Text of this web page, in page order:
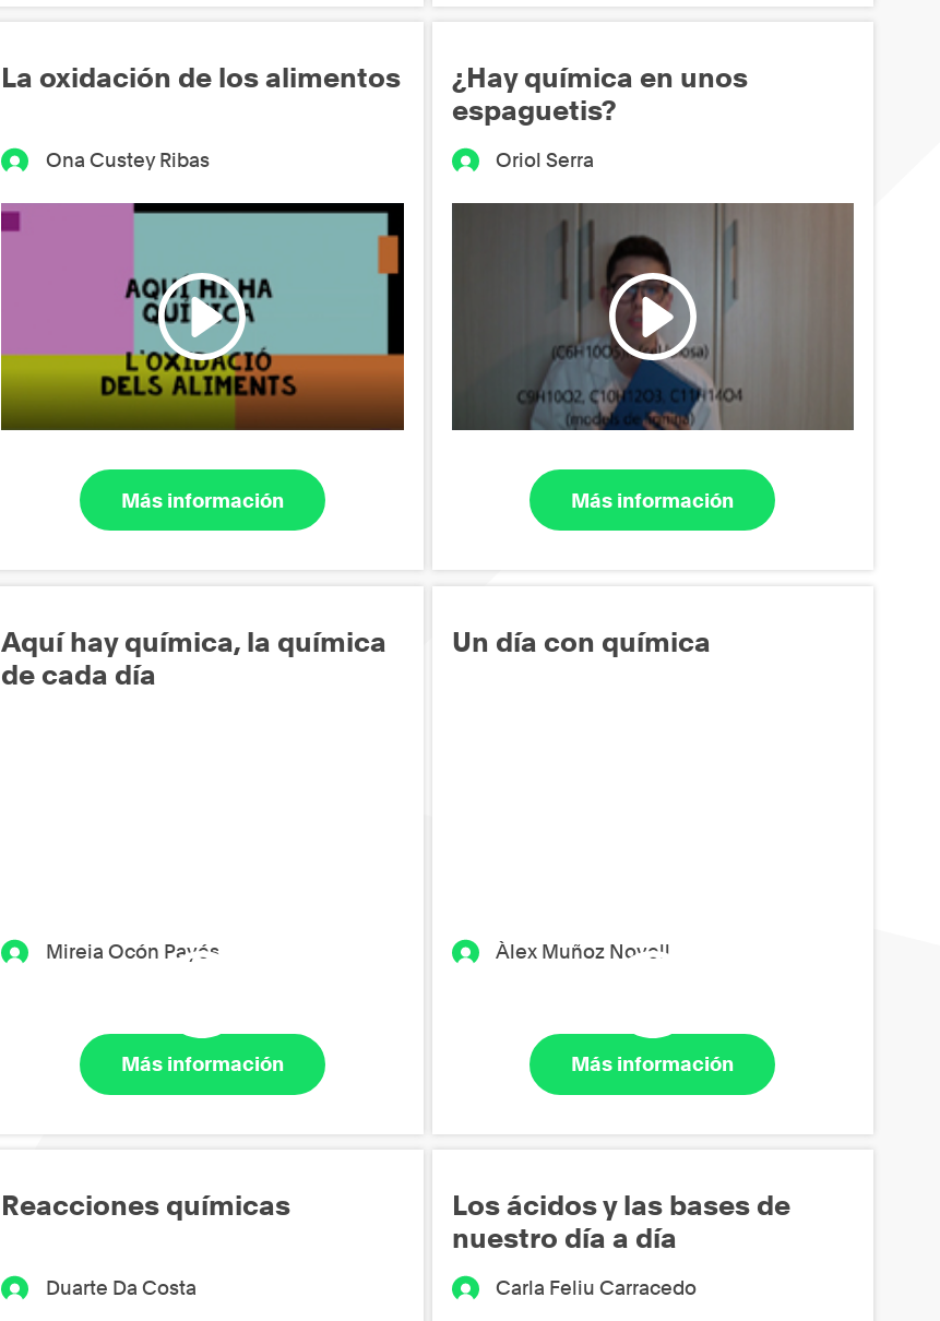
La oxidación de los alimentos
Ona Custey Ribas
Más información
¿Hay química en unos
espaguetis?
Oriol Serra
Más información
Aquí hay química, la química
de cada día
Mireia Ocón Payés
Más información
Un día con química
Àlex Muñoz Novell
Más información
Reacciones químicas
Duarte Da Costa
Los ácidos y las bases de
nuestro día a día
Carla Feliu Carracedo